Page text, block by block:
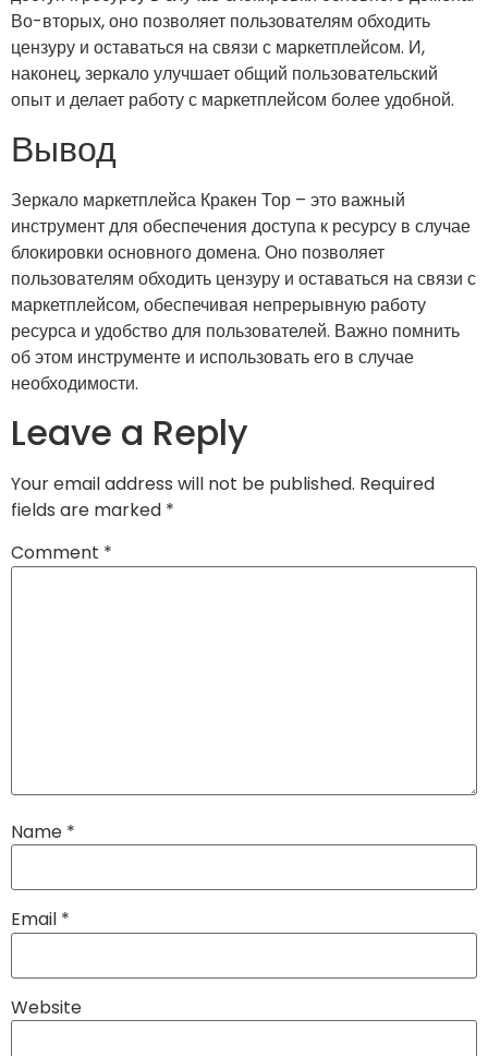
Во-вторых, оно позволяет пользователям обходить
цензуру и оставаться на связи с маркетплейсом. И,
наконец, зеркало улучшает общий пользовательский
опыт и делает работу с маркетплейсом более удобной.
Вывод
Зеркало маркетплейса Кракен Тор – это важный
инструмент для обеспечения доступа к ресурсу в случае
блокировки основного домена. Оно позволяет
пользователям обходить цензуру и оставаться на связи с
маркетплейсом, обеспечивая непрерывную работу
ресурса и удобство для пользователей. Важно помнить
об этом инструменте и использовать его в случае
необходимости.
Leave a Reply
Your email address will not be published. Required
fields are marked *
Comment *
Name *
Email *
Website